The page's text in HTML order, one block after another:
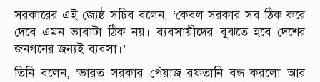
সরকারের এই জ্যেষ্ঠ সচিব বলেন, ‘কেবল সরকার সব ঠিক করে
দেবে এমন ভাবাটা ঠিক নয়। ব্যবসায়ীদের বুঝতে হবে দেশের
জনগনের জন্যই ব্যবসা।’
তিনি বলেন, ‘ভারত সরকার পেঁয়াজ রফতানি বন্ধ করলো আর